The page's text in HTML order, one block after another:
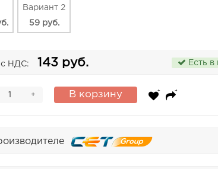
Вариант 2
59 руб.
с НДС: 143 руб. Есть в
+ В корзину